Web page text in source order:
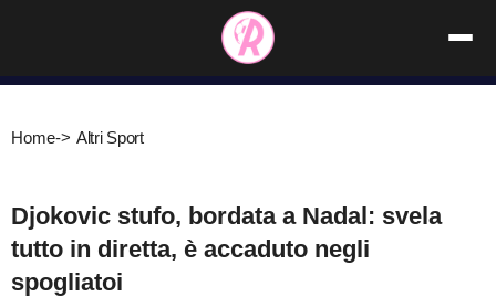
contenuto
Home-> Altri Sport
Djokovic stufo, bordata a Nadal: svela
tutto in diretta, è accaduto negli
spogliatoi